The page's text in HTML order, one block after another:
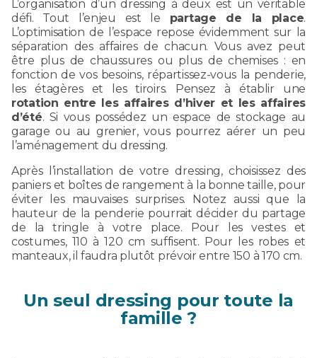
L’organisation d’un dressing à deux est un véritable
défi. Tout l’enjeu est le partage de la place.
L’optimisation de l’espace repose évidemment sur la
séparation des affaires de chacun. Vous avez peut
être plus de chaussures ou plus de chemises : en
fonction de vos besoins, répartissez-vous la penderie,
les étagères et les tiroirs. Pensez à établir une
rotation entre les affaires d’hiver et les affaires
d’été. Si vous possédez un espace de stockage au
garage ou au grenier, vous pourrez aérer un peu
l’aménagement du dressing.
Après l’installation de votre dressing, choisissez des
paniers et boîtes de rangement à la bonne taille, pour
éviter les mauvaises surprises. Notez aussi que la
hauteur de la penderie pourrait décider du partage
de la tringle à votre place. Pour les vestes et
costumes, 110 à 120 cm suffisent. Pour les robes et
manteaux, il faudra plutôt prévoir entre 150 à 170 cm.
Un seul dressing pour toute la
famille ?